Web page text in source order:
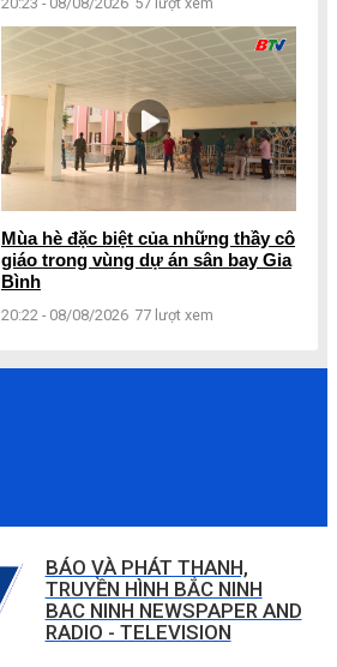
Mùa hè đặc biệt của những thầy cô
giáo trong vùng dự án sân bay Gia
Bình
20:22 - 08/08/2026 77 lượt xem
BÁO VÀ PHÁT THANH,
TRUYỀN HÌNH BẮC NINH
BAC NINH NEWSPAPER AND
RADIO - TELEVISION